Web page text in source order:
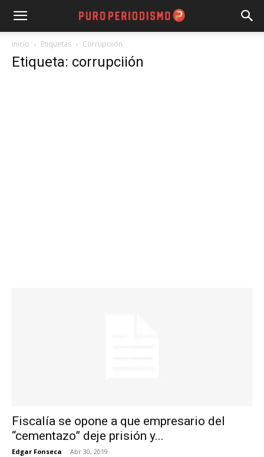
Inicio Etiquetas Corrupciión
Etiqueta: corrupciión
Fiscalía se opone a que empresario del
“cementazo” deje prisión y...
Edgar Fonseca - Abr 30, 2019